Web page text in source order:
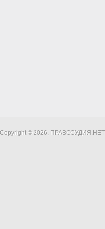
Copyright © 2026, ПРАВОСУДИЯ.НЕТ